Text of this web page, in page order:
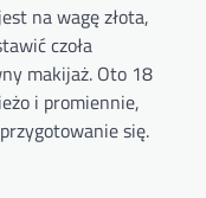
na wagę złota,
czoła
makijaż. Oto 18
i promiennie,
się.